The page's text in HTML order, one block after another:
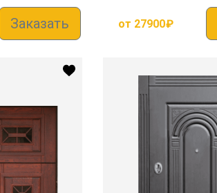
Заказать от 27900₽